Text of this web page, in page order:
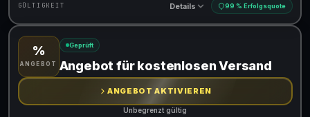
GÜLTIGKEIT Details 99 % Erfolgsquote
Gültig für teilnehmende Produkte
%
ANGEBOT
Geprüft
Angebot für kostenlosen Versand
ANGEBOT AKTIVIEREN
Unbegrenzt gültig